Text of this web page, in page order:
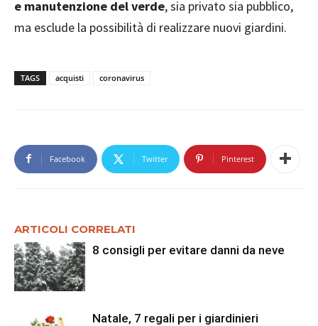
e manutenzione del verde, sia privato sia pubblico,
ma esclude la possibilità di realizzare nuovi giardini.
TAGS acquisti coronavirus
Facebook Twitter Pinterest
ARTICOLI CORRELATI
8 consigli per evitare danni da neve
Natale, 7 regali per i giardinieri